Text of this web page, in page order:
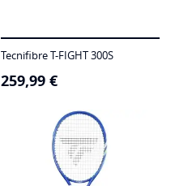
Tecnifibre T-FIGHT 300S
259,99 €